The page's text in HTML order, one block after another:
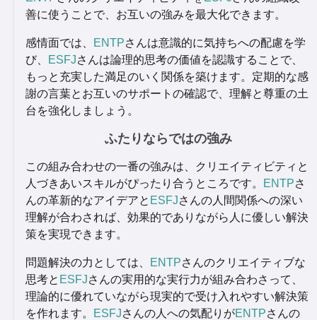
善に使うことで、お互いの強みを最大化できます。
感情面では、 ENTPさんは意識的に気持ちへの配慮を学
び、
ESFJさんは論理的思考の価値を認識することで、
もっと充実した満足のいく関係を築けます。定期的な感
謝の言葉とお互いのサポートの確認で、理解と尊重の土
台を強化しましょう。
ふたりならではの強み
この組み合わせの一番の強みは、クリエイティビティと
人づきあいスキルがぴったり合うところです。
ENTPさ
んの革新的なアイデアと ESFJさんの人間関係への深い
理解が合わされば、効果的でありながら人に優しい解決
策を実現できます。
問題解決の力としては、 ENTPさんのクリエイティブな
思考と ESFJさんの実用的な実行力が組み合わさって、
理論的に優れていながら現実的で受け入れやすい解決策
を作れます。
ESFJさんの人への気配りがENTPさんの